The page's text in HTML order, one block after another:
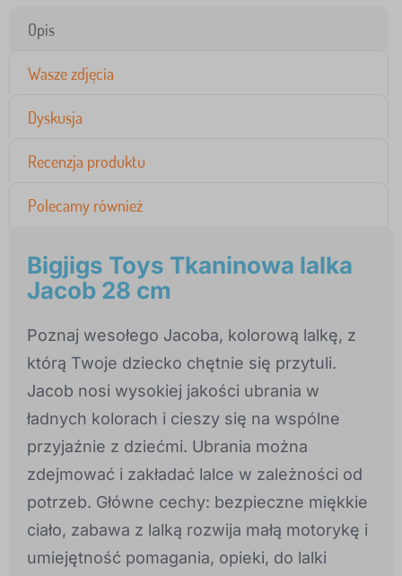
Opis
Wasze zdjęcia
Dyskusja
Recenzja produktu
Polecamy również
Bigjigs Toys Tkaninowa lalka
Jacob 28 cm
Poznaj wesołego Jacoba, kolorową lalkę, z
którą Twoje dziecko chętnie się przytuli.
Jacob nosi wysokiej jakości ubrania w
ładnych kolorach i cieszy się na wspólne
przyjaźnie z dziećmi. Ubrania można
zdejmować i zakładać lalce w zależności od
potrzeb. Główne cechy: bezpieczne miękkie
ciało, zabawa z lalką rozwija małą motorykę i
umiejętność pomagania, opieki, do lalki